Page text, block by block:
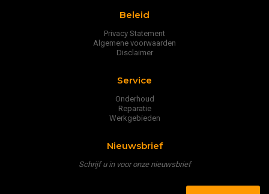
Beleid
Privacy Statement
Algemene voorwaarden
Disclaimer
Service
Onderhoud
Reparatie
Werkgebieden
Nieuwsbrief
Schrijf u in voor onze nieuwsbrief